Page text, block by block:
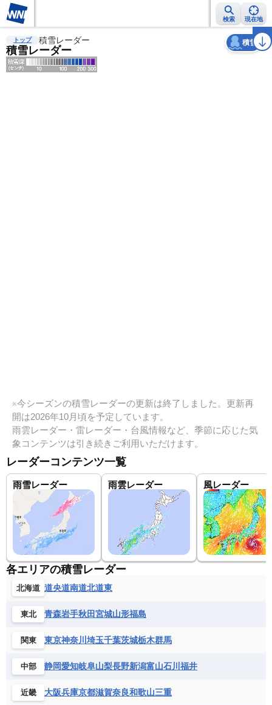
検索 現在地
雨雲レーダー 台風情報 2週間天気 ラ
トップ 積雪レーダー
積雪レーダー
積雪
天気 台風
※今シーズンの積雪レーダーの更新は終了しました。更新再
開は2026年10月頃を予定しています。
雨雲レーダー・雷レーダー・台風情報など、季節に応じた気
象コンテンツは引き続きご利用いただけます。
レーダーコンテンツ一覧
雨雪レーダー 雨雲レーダー 風レーダー
各エリアの積雪レーダー
北海道 道央道南道北道東
東北 青森岩手秋田宮城山形福島
関東 東京神奈川 埼玉千葉茨城栃木群馬
中部 静岡愛知岐阜山梨長野新潟富山石川 福井
近畿 大阪兵庫京都滋賀奈良和歌山三重